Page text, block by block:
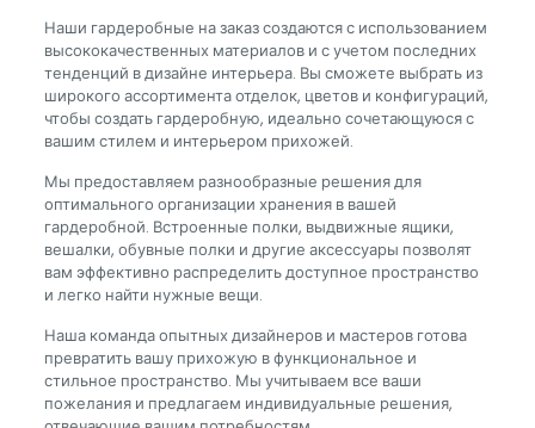
Наши гардеробные на заказ создаются с использованием
высококачественных материалов и с учетом последних
тенденций в дизайне интерьера. Вы сможете выбрать из
широкого ассортимента отделок, цветов и конфигураций,
чтобы создать гардеробную, идеально сочетающуюся с
вашим стилем и интерьером прихожей.
Мы предоставляем разнообразные решения для
оптимального организации хранения в вашей
гардеробной. Встроенные полки, выдвижные ящики,
вешалки, обувные полки и другие аксессуары позволят
вам эффективно распределить доступное пространство
и легко найти нужные вещи.
Наша команда опытных дизайнеров и мастеров готова
превратить вашу прихожую в функциональное и
стильное пространство. Мы учитываем все ваши
пожелания и предлагаем индивидуальные решения,